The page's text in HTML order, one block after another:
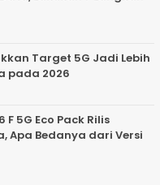
Target 5G Jadi Lebih
pada 2026
F 5G Eco Pack Rilis
Apa Bedanya dari Versi